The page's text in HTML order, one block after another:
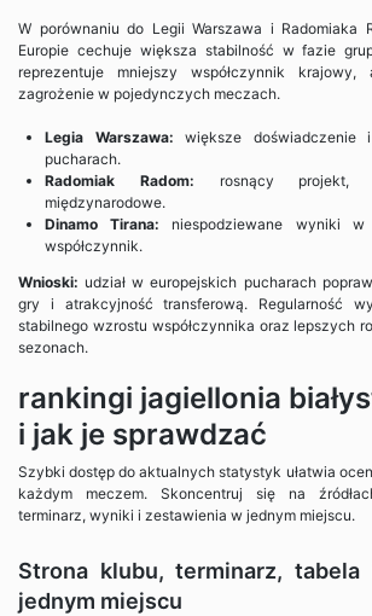
W porównaniu do Legii Warszawa i Radomiaka
Europie cechuje większa stabilność w fazie
reprezentuje mniejszy współczynnik
zagrożenie w pojedynczych meczach.
Legia Warszawa: większe
pucharach.
Radomiak Radom: rosnący projekt,
międzynarodowe.
Dinamo Tirana: niespodziewane wyniki w
współczynnik.
Wnioski: udział w europejskich pucharach
gry i atrakcyjność transferową. Regularność
stabilnego wzrostu współczynnika oraz lepszych
sezonach.
rankingi jagiellonia
i jak je sprawdzać
Szybki dostęp do aktualnych statystyk ułatwia
każdym meczem. Skoncentruj się na
terminarz, wyniki i zestawienia w jednym miejscu.
Strona klubu, terminarz,
jednym miejscu